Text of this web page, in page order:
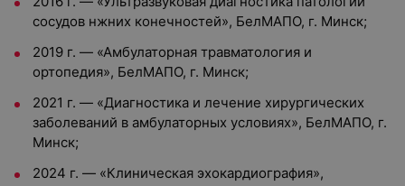
сосудов нжних конечностей», БелМАПО, г. Минск;
2019 г. — «Амбулаторная травматология и
ортопедия», БелМАПО, г. Минск;
2021 г. — «Диагностика и лечение хирургических
заболеваний в амбулаторных условиях», БелМАПО, г.
Минск;
2024 г. — «Клиническая эхокардиография»,